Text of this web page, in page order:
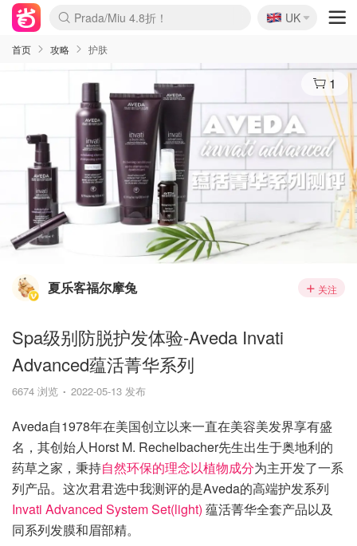
麦卢卡蜂蜜夏促！个位数！
Prada/Miu 4.8折！
啥？必胜客披萨5折！
🇬🇧
UK
首页 攻略 护肤
1
夏乐客福尔摩兔 关注
Spa级别防脱护发体验-Aveda Invati
Advanced蕴活菁华系列
6674 浏览 2022-05-13 发布
Aveda自1978年在美国创立以来一直在美容美发界享有盛
名，其创始人Horst M. Rechelbacher先生出生于奥地利的
药草之家，秉持自然环保的理念以植物成分为主开发了一系
列产品。这次君君选中我测评的是Aveda的高端护发系列
Invati Advanced System Set(light) 蕴活菁华全套产品以及
同系列发膜和眉部精。